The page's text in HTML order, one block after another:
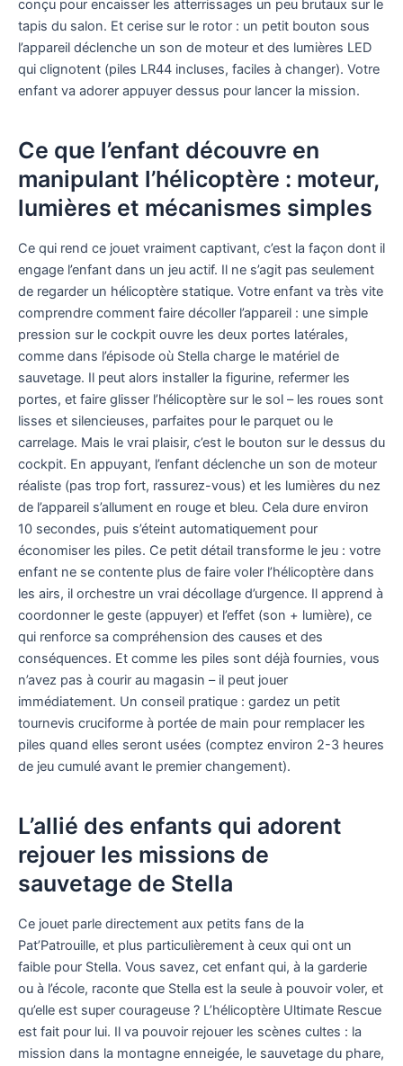
conçu pour encaisser les atterrissages un peu brutaux sur le
tapis du salon. Et cerise sur le rotor : un petit bouton sous
l’appareil déclenche un son de moteur et des lumières LED
qui clignotent (piles LR44 incluses, faciles à changer). Votre
enfant va adorer appuyer dessus pour lancer la mission.
Ce que l’enfant découvre en
manipulant l’hélicoptère : moteur,
lumières et mécanismes simples
Ce qui rend ce jouet vraiment captivant, c’est la façon dont il
engage l’enfant dans un jeu actif. Il ne s’agit pas seulement
de regarder un hélicoptère statique. Votre enfant va très vite
comprendre comment faire décoller l’appareil : une simple
pression sur le cockpit ouvre les deux portes latérales,
comme dans l’épisode où Stella charge le matériel de
sauvetage. Il peut alors installer la figurine, refermer les
portes, et faire glisser l’hélicoptère sur le sol – les roues sont
lisses et silencieuses, parfaites pour le parquet ou le
carrelage. Mais le vrai plaisir, c’est le bouton sur le dessus du
cockpit. En appuyant, l’enfant déclenche un son de moteur
réaliste (pas trop fort, rassurez-vous) et les lumières du nez
de l’appareil s’allument en rouge et bleu. Cela dure environ
10 secondes, puis s’éteint automatiquement pour
économiser les piles. Ce petit détail transforme le jeu : votre
enfant ne se contente plus de faire voler l’hélicoptère dans
les airs, il orchestre un vrai décollage d’urgence. Il apprend à
coordonner le geste (appuyer) et l’effet (son + lumière), ce
qui renforce sa compréhension des causes et des
conséquences. Et comme les piles sont déjà fournies, vous
n’avez pas à courir au magasin – il peut jouer
immédiatement. Un conseil pratique : gardez un petit
tournevis cruciforme à portée de main pour remplacer les
piles quand elles seront usées (comptez environ 2-3 heures
de jeu cumulé avant le premier changement).
L’allié des enfants qui adorent
rejouer les missions de
sauvetage de Stella
Ce jouet parle directement aux petits fans de la
Pat’Patrouille, et plus particulièrement à ceux qui ont un
faible pour Stella. Vous savez, cet enfant qui, à la garderie
ou à l’école, raconte que Stella est la seule à pouvoir voler, et
qu’elle est super courageuse ? L’hélicoptère Ultimate Rescue
est fait pour lui. Il va pouvoir rejouer les scènes cultes : la
mission dans la montagne enneigée, le sauvetage du phare,